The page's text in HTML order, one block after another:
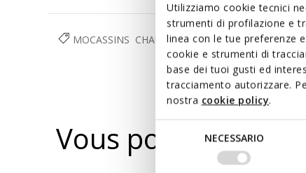
Utilizziamo cookie tecnici
strumenti di profilazione e
linea con le tue preferenze
cookie e strumenti di
base dei tuoi gusti ed
tracciamento autorizzare.
nostra cookie policy.
del
NECESSARIO
MOCASSINS CHAUSSURES FEMME
Vous pourriez